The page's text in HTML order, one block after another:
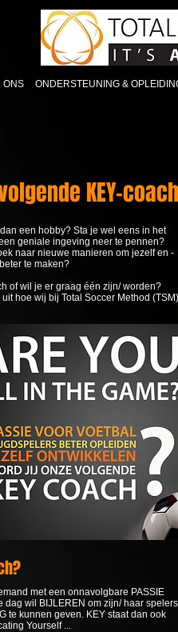
ABOUT EDUCATION
ONS ONDERSTEUNING &
KEY-
een hobby? Sta je wel eens in het
geniale ingeving neer te pennen?
naar nieuwe manieren om jezelf en -
te maken?
of wil je er graag één zijn/ worden?
hoe wij bij Total Soccer Method (TSM)
met een onnavolgbare PASSIE
dag wil BIJLEREN om zijn/ haar spelers
te kunnen geven. KEY staat dan ook
Yourself ...